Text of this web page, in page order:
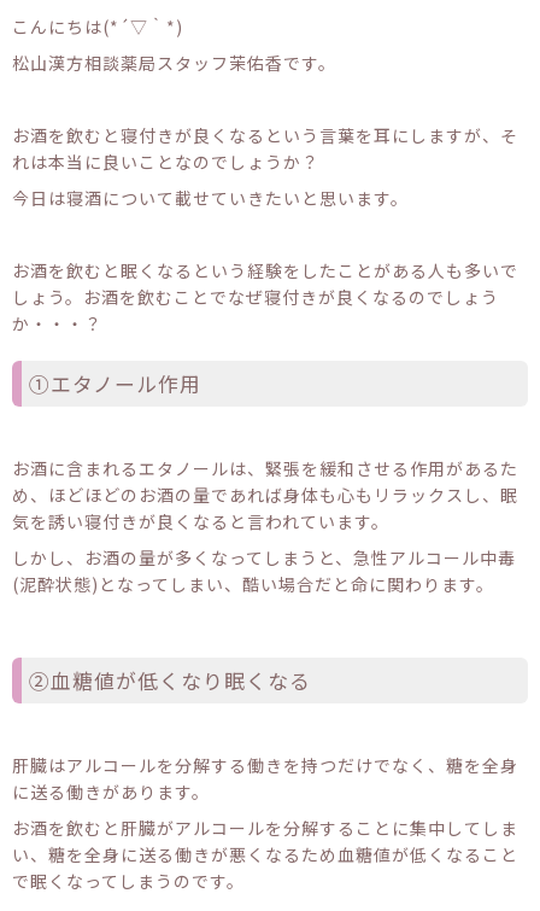
こんにちは(*´▽｀*)
松山漢方相談薬局スタッフ茉佑香です。
お酒を飲むと寝付きが良くなるという言葉を耳にしますが、そ
れは本当に良いことなのでしょうか？
今日は寝酒について載せていきたいと思います。
お酒を飲むと眠くなるという経験をしたことがある人も多いで
しょう。お酒を飲むことでなぜ寝付きが良くなるのでしょう
か・・・？
①エタノール作用
お酒に含まれるエタノールは、緊張を緩和させる作用があるた
め、ほどほどのお酒の量であれば身体も心もリラックスし、眠
気を誘い寝付きが良くなると言われています。
しかし、お酒の量が多くなってしまうと、急性アルコール中毒
(泥酔状態)となってしまい、酷い場合だと命に関わります。
②血糖値が低くなり眠くなる
肝臓はアルコールを分解する働きを持つだけでなく、糖を全身
に送る働きがあります。
お酒を飲むと肝臓がアルコールを分解することに集中してしま
い、糖を全身に送る働きが悪くなるため血糖値が低くなること
で眠くなってしまうのです。